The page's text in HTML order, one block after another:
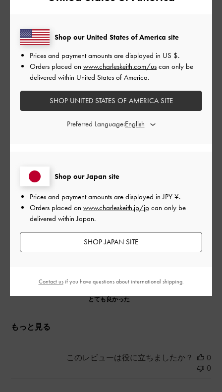
フィルター
友人へのプレゼントで購入しました
横から見るとバルーンのような線が入っていて珍しいデザイン
ながらもとっても可愛かったです
サイズ: その他（シューズ以外）
品質
とても良かった
もっと見る
このレビューは役に立ちましたか？
0
0
Shop our Japan site
Prices and payment amounts are displayed inJPY ¥.
Orders placed on www.charleskeith.jp/jp can only be
delivered within Japan.
SHOP JAPAN SITE
Shop our United States of America site
Prices and payment amounts are displayed in US $.
Orders placed on www.charleskeith.com/us can only be
delivered within United States of America.
SHOP UNITED STATES OF AMERICA SITE
Preferred Language:
Contact usif you have questions about international shipping.